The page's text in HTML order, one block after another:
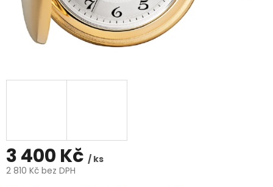
3 400 Kč / ks
2 810 Kč bez DPH